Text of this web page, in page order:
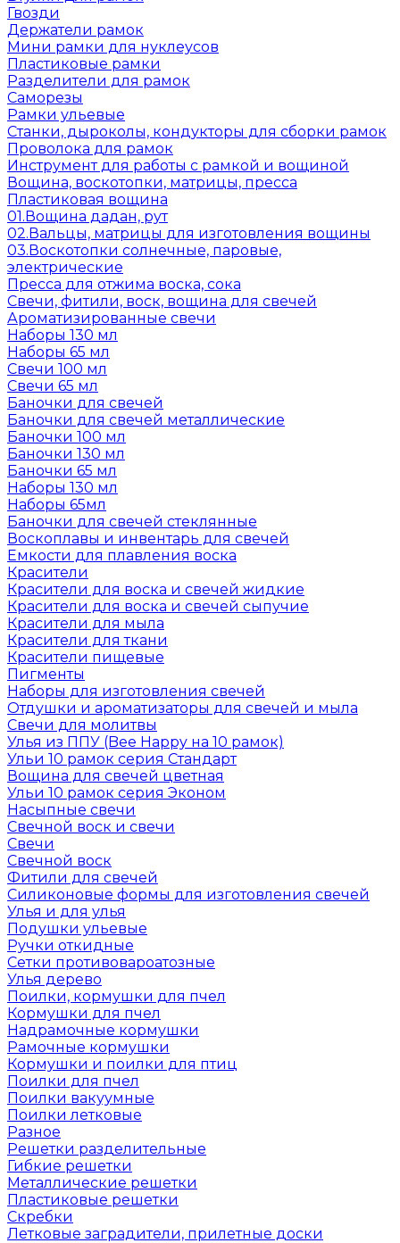
Гвозди
Держатели рамок
Мини рамки для нуклеусов
Пластиковые рамки
Разделители для рамок
Саморезы
Рамки ульевые
Станки, дыроколы, кондукторы для сборки рамок
Проволока для рамок
Инструмент для работы с рамкой и вощиной
Вощина, воскотопки, матрицы, пресса
Пластиковая вощина
01.Вощина дадан, рут
02.Вальцы, матрицы для изготовления вощины
03.Воскотопки солнечные, паровые,
электрические
Пресса для отжима воска, сока
Свечи, фитили, воск, вощина для свечей
Ароматизированные свечи
Наборы 130 мл
Наборы 65 мл
Свечи 100 мл
Свечи 65 мл
Баночки для свечей
Баночки для свечей металлические
Баночки 100 мл
Баночки 130 мл
Баночки 65 мл
Наборы 130 мл
Наборы 65мл
Баночки для свечей стеклянные
Воскоплавы и инвентарь для свечей
Емкости для плавления воска
Красители
Красители для воска и свечей жидкие
Красители для воска и свечей сыпучие
Красители для мыла
Красители для ткани
Красители пищевые
Пигменты
Наборы для изготовления свечей
Отдушки и ароматизаторы для свечей и мыла
Свечи для молитвы
Улья из ППУ (Bee Happy на 10 рамок)
Ульи 10 рамок серия Стандарт
Вощина для свечей цветная
Ульи 10 рамок серия Эконом
Насыпные свечи
Свечной воск и свечи
Свечи
Свечной воск
Фитили для свечей
Силиконовые формы для изготовления свечей
Улья и для улья
Подушки ульевые
Ручки откидные
Сетки противовароатозные
Улья дерево
Поилки, кормушки для пчел
Кормушки для пчел
Надрамочные кормушки
Рамочные кормушки
Кормушки и поилки для птиц
Поилки для пчел
Поилки вакуумные
Поилки летковые
Разное
Решетки разделительные
Гибкие решетки
Металлические решетки
Пластиковые решетки
Скребки
Летковые заградители, прилетные доски